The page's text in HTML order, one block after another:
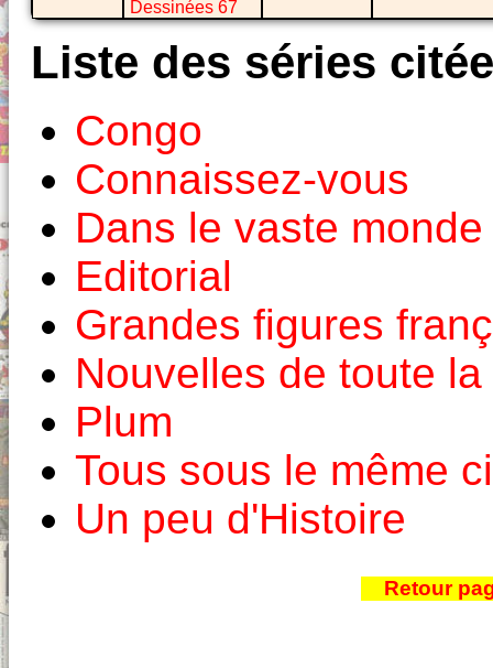
Dessinées 67
Liste des séries
Congo
Connaissez-vous
Dans le vaste monde
Editorial
Grandes figures
Nouvelles de toute
Plum
Tous sous le même
Un peu d'Histoire
Retour